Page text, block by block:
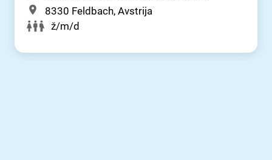
8330 Feldbach, Avstrija
ž/m/d